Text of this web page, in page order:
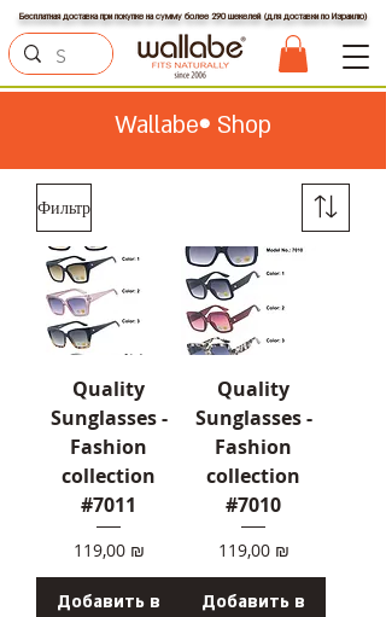
Бесплатная доставка при покупке на сумму более 290 шекелей (для доставки по Израилю)
Wallabe® Shop
Фильтр
Quality
Sunglasses -
Fashion
collection
#7011
Цена
119,00 ₪
Добавить в
Quality
Sunglasses -
Fashion
collection
#7010
Цена
119,00 ₪
Добавить в